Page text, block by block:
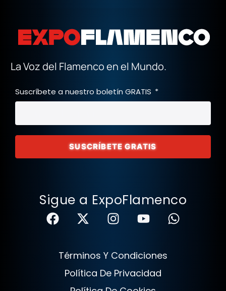
La Voz del Flamenco en el Mundo.
Suscríbete a nuestro boletín GRATIS
SUSCRÍBETE GRATIS
Sigue a ExpoFlamenco
Términos Y Condiciones
Política De Privacidad